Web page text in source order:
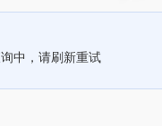
中，请刷新重试